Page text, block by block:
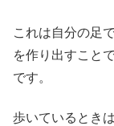
これは自分の足
を作り出すこと
です。
歩いているとき